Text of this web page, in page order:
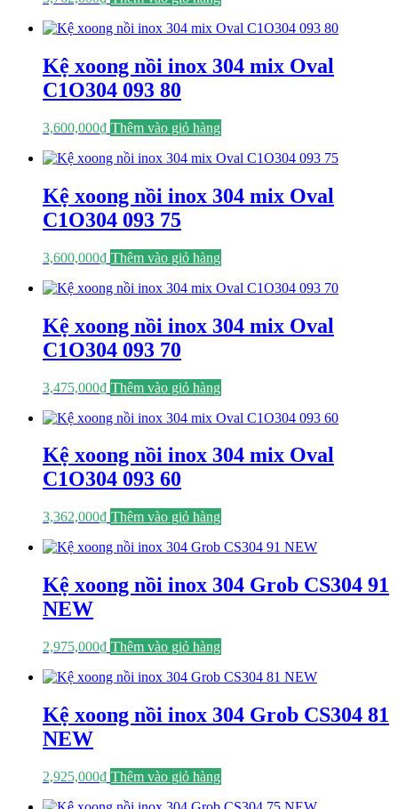
Kệ xoong nồi inox 304 mix Oval
C1O304 093 80
3,600,000₫ Thêm vào giỏ hàng
Kệ xoong nồi inox 304 mix Oval
C1O304 093 75
3,600,000₫ Thêm vào giỏ hàng
Kệ xoong nồi inox 304 mix Oval
C1O304 093 70
3,475,000₫ Thêm vào giỏ hàng
Kệ xoong nồi inox 304 mix Oval
C1O304 093 60
3,362,000₫ Thêm vào giỏ hàng
Kệ xoong nồi inox 304 Grob CS304 91
NEW
2,975,000₫ Thêm vào giỏ hàng
Kệ xoong nồi inox 304 Grob CS304 81
NEW
2,925,000₫ Thêm vào giỏ hàng